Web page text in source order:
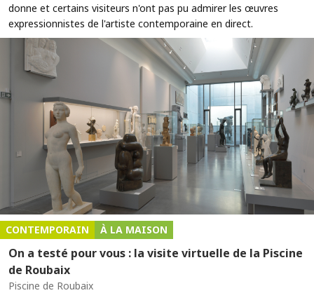
donne et certains visiteurs n'ont pas pu admirer les œuvres
expressionnistes de l'artiste contemporaine en direct.
CONTEMPORAIN À LA MAISON
On a testé pour vous : la visite virtuelle de la Piscine
de Roubaix
Piscine de Roubaix